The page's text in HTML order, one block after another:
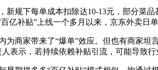
下每单成本扣除达10-13元，部分菜品
亿补贴”上线一个多月以来，京东外卖日
家带来了“爆单”效应。但也有商家坦
表示，若持续依赖补贴引流，可能导致行